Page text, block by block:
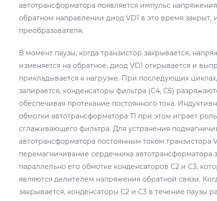
автотрансформатора появляется импульс
обратном направлении диод VD1 в это время закрыт,
преобразователя.
В момент паузы, когда транзистор закрывается,
изменяется на обратное, диод VD1 открывается и
прикладывается к нагрузке. При последующих
запирается, конденсаторы фильтра (С4, С5)
обеспечивая протекание постоянного тока.
обмотки автотрансформатора Т1 при этом играет
сглаживающего фильтра. Для устранения
автотрансформатора постоянным током транзистора
перемагничивание сердечника автотрансформатора
параллельно его обмотке конденсаторов С2 и С3,
являются делителем напряжения обратной связи.
закрывается, конденсаторы С2 и С3 в течение паузы